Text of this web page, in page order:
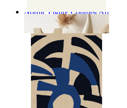
Nordic Figure Contrast Art
Ab 14,95 €